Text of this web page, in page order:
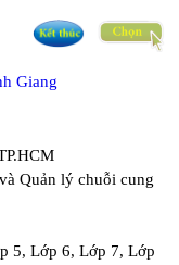
Giang
Quản lý chuỗi cung
5, Lớp 6, Lớp 7, Lớp